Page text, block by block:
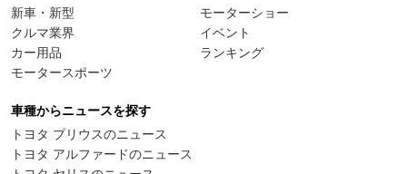
新車・新型
クルマ業界
カー用品
モータースポーツ
モーターショー
イベント
ランキング
車種からニュースを探す
トヨタ プリウスのニュース
トヨタ アルファードのニュース